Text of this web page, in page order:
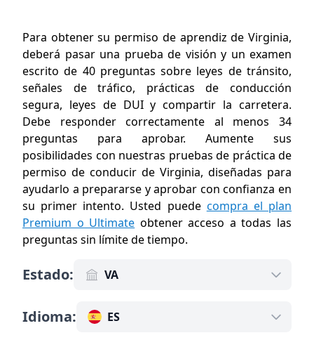
Para obtener su permiso de aprendiz de Virginia,
deberá pasar una prueba de visión y un examen
escrito de 40 preguntas sobre leyes de tránsito,
señales de tráfico, prácticas de conducción
segura, leyes de DUI y compartir la carretera.
Debe responder correctamente al menos 34
preguntas para aprobar. Aumente sus
posibilidades con nuestras pruebas de práctica de
permiso de conducir de Virginia, diseñadas para
ayudarlo a prepararse y aprobar con confianza en
su primer intento. Usted puede compra el plan
Premium o Ultimate obtener acceso a todas las
preguntas sin límite de tiempo.
Estado: VA
Idioma: ES